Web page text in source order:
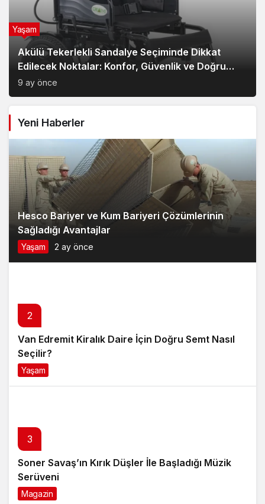
Akülü Tekerlekli Sandalye Seçiminde Dikkat
Edilecek Noktalar: Konfor, Güvenlik ve Doğru
Model Tercihi
9 ay önce
Yaşam
Yeni Haberler
Hesco Bariyer ve Kum Bariyeri Çözümlerinin
Sağladığı Avantajlar
Yaşam 2 ay önce
2
Van Edremit Kiralık Daire İçin Doğru Semt Nasıl
Seçilir?
Yaşam
3
Soner Savaş’ın Kırık Düşler İle Başladığı Müzik
Serüveni
Magazin